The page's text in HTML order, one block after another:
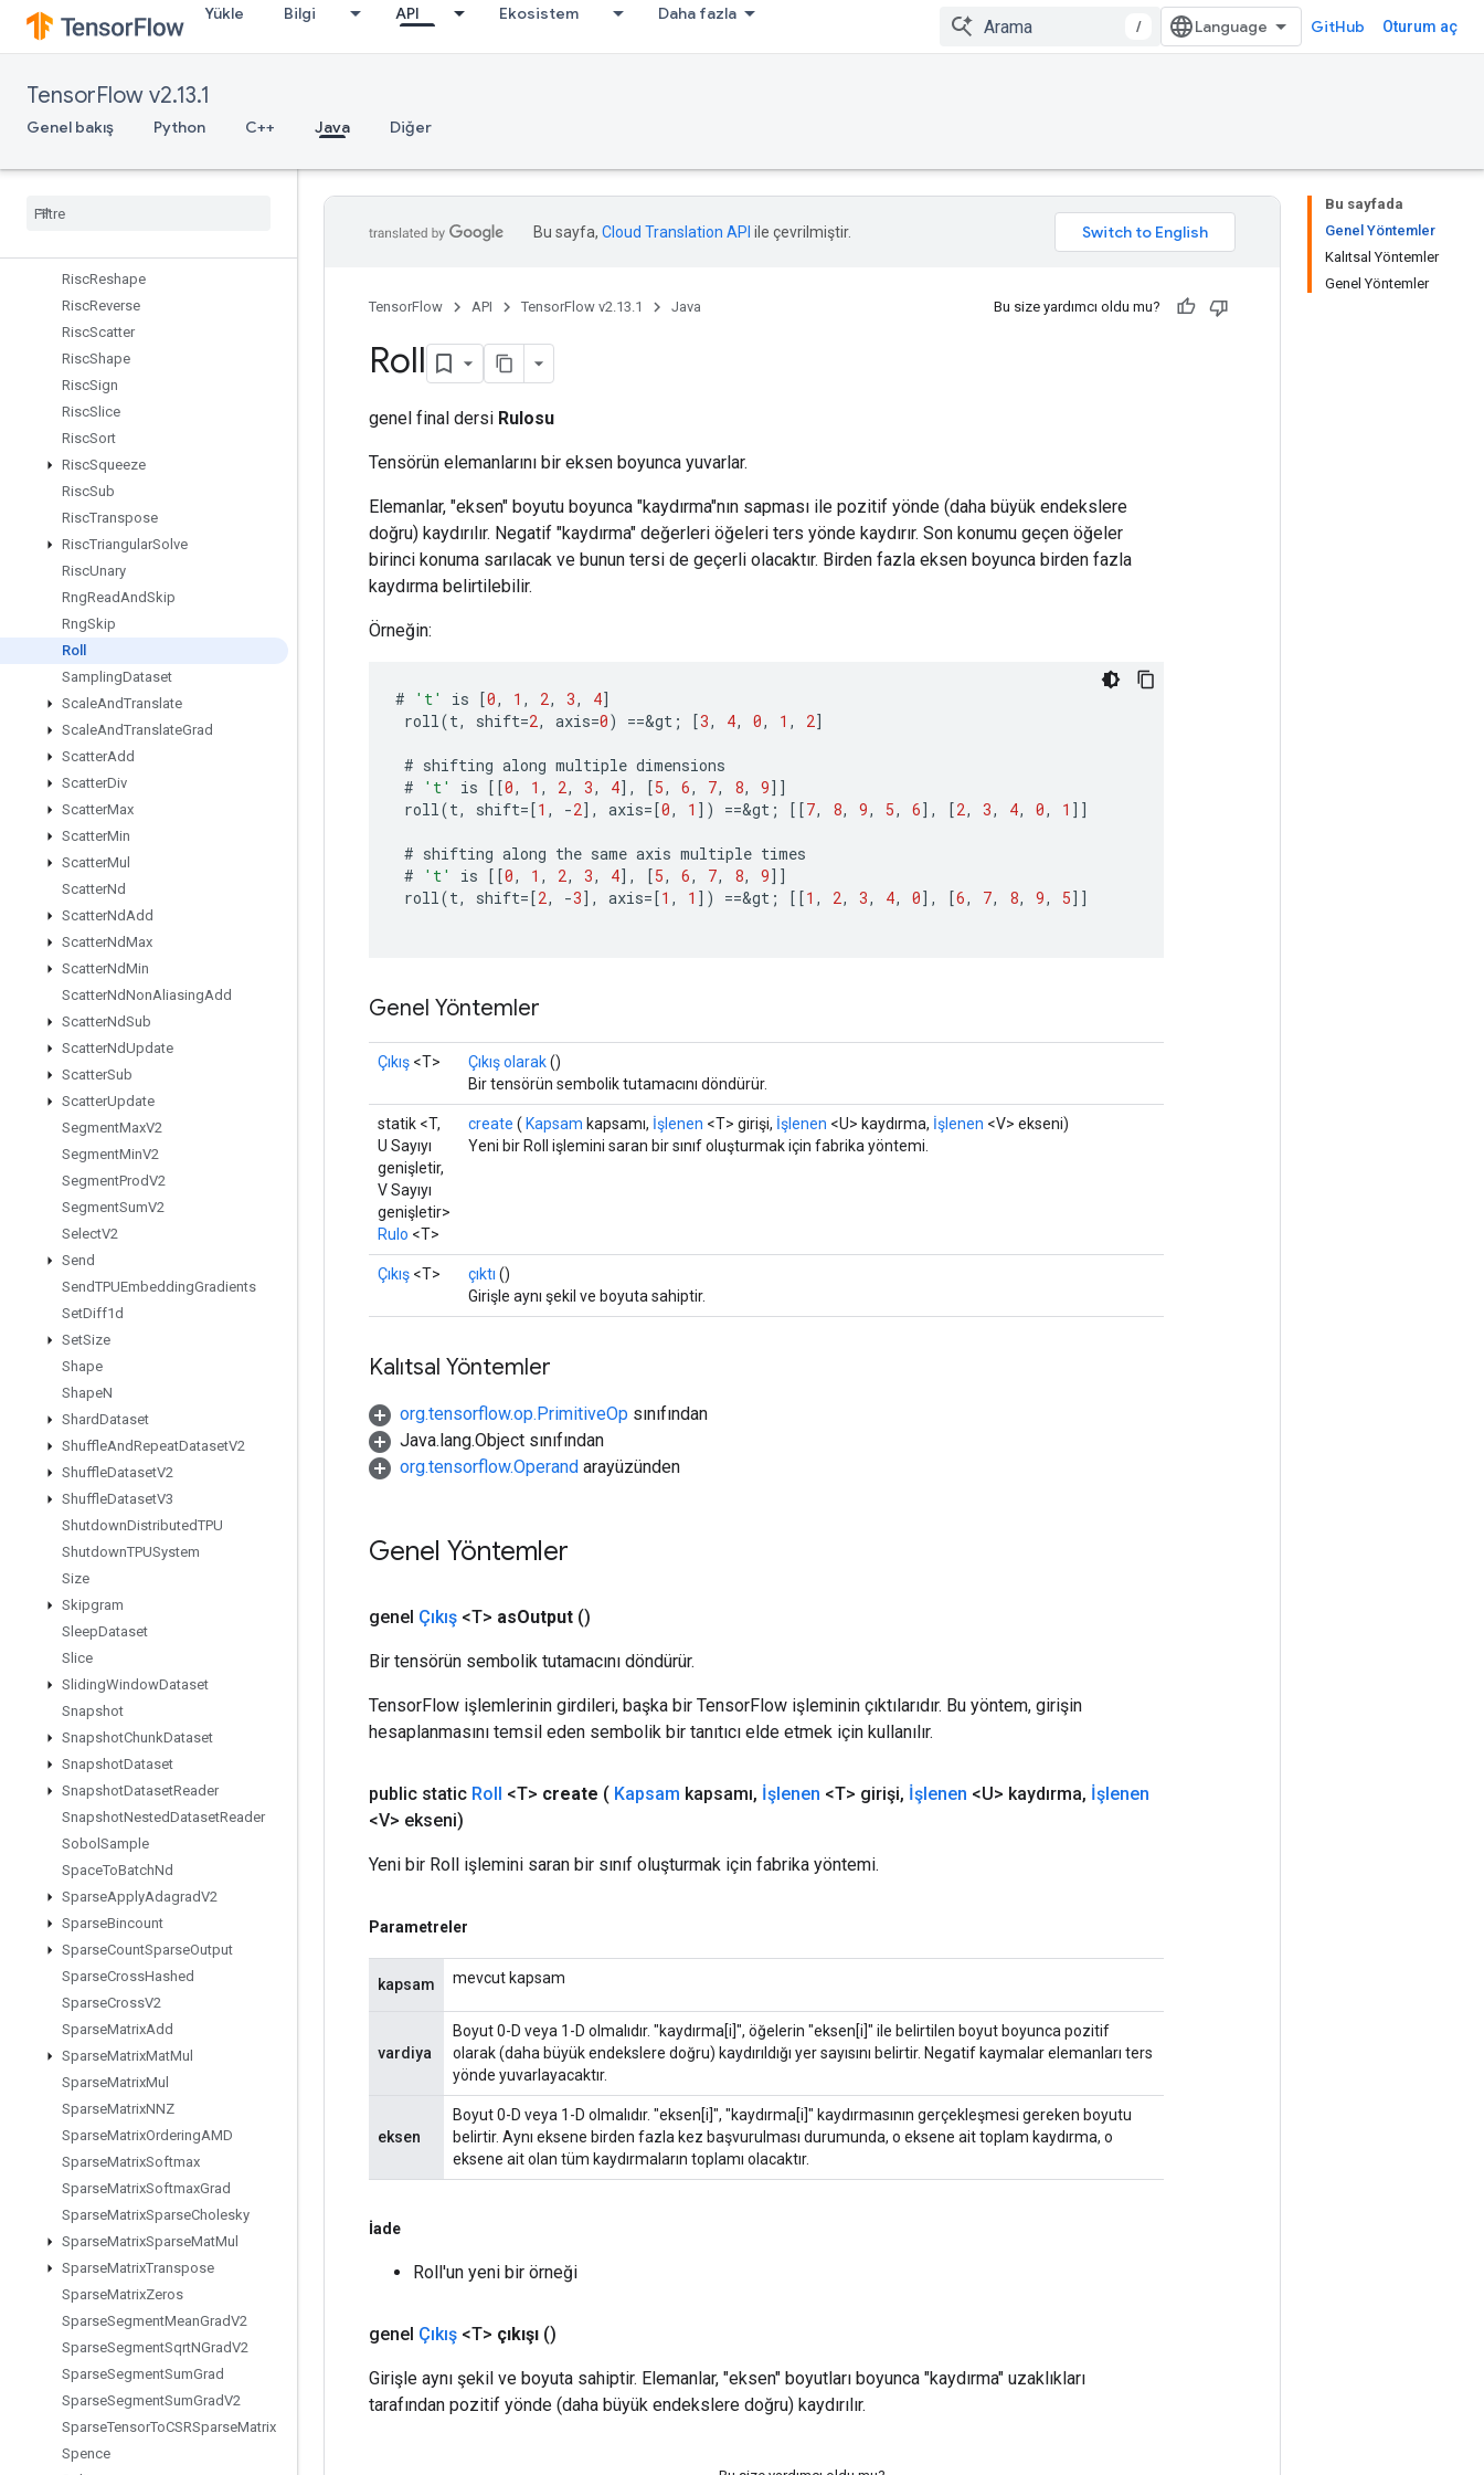
Yükle Bilgi API Ekosistem Daha fazla
/ GitHub Oturum aç
TensorFlow v2.13.1
Genel bakış Python C++ Java Diğer
RiscMin
RiscMul
RiscPad
RiscPool
RiscRandomUniform
RiscReshape
RiscReverse
RiscScatter
RiscShape
RiscSign
RiscSlice
RiscSort
RiscSqueeze
RiscSub
RiscTranspose
RiscTriangularSolve
RiscUnary
RngReadAndSkip
RngSkip
Roll
SamplingDataset
ScaleAndTranslate
ScaleAndTranslateGrad
ScatterAdd
ScatterDiv
ScatterMax
ScatterMin
ScatterMul
ScatterNd
ScatterNdAdd
ScatterNdMax
ScatterNdMin
ScatterNdNonAliasingAdd
ScatterNdSub
ScatterNdUpdate
ScatterSub
ScatterUpdate
SegmentMaxV2
SegmentMinV2
SegmentProdV2
SegmentSumV2
SelectV2
Send
SendTPUEmbeddingGradients
SetDiff1d
SetSize
Shape
ShapeN
ShardDataset
ShuffleAndRepeatDatasetV2
ShuffleDatasetV2
ShuffleDatasetV3
ShutdownDistributedTPU
ShutdownTPUSystem
Size
Skipgram
SleepDataset
Slice
SlidingWindowDataset
Snapshot
SnapshotChunkDataset
SnapshotDataset
SnapshotDatasetReader
SnapshotNestedDatasetReader
Sobol Sample
SpaceToBatchNd
SparseApplyAdagradV2
SparseBincount
SparseCountSparseOutput
SparseCrossHashed
SparseCrossV2
SparseMatrixAdd
SparseMatrixMatMul
SparseMatrixMul
SparseMatrixNNZ
SparseMatrixOrderingAMD
SparseMatrixSoftmax
SparseMatrixSoftmaxGrad
SparseMatrixSparseCholesky
SparseMatrixSparseMatMul
SparseMatrixTranspose
SparseMatrixZeros
SparseSegmentMeanGradV2
SparseSegmentSqrtNGradV2
SparseSegmentSumGrad
SparseSegmentSumGradV2
SparseTensorToCSRSparseMatrix
Spence
Bu sayfada
Genel Yöntemler
Kalıtsal Yöntemler
Genel Yöntemler
Bu sayfa, Cloud Translation API ile çevrilmiştir.
TensorFlow API TensorFlow v2.13.1 Java Bu size yardımcı oldu mu?
Roll
genel final dersi Rulosu
Tensörün elemanlarını bir eksen boyunca yuvarlar.
Elemanlar, "eksen" boyutu boyunca "kaydırma"nın sapması ile pozitif yönde (daha büyük endekslere
doğru) kaydırılır. Negatif "kaydırma" değerleri öğeleri ters yönde kaydırır. Son konumu geçen öğeler
birinci konuma sarılacak ve bunun tersi de geçerli olacaktır. Birden fazla eksen boyunca birden fazla
kaydırma belirtilebilir.
Örneğin:
# 't' is [0, 1 , 2, 3, 4]
roll(t, shift=2, axis=0) ==&gt ; [3, 4, 0, 1 , 2]
# shifting along multiple dimensions
#
't' is [[0, 1 , 2, 3, 4] , [5, 6, 7, 8, 9]]
roll(t, shift=[1 , -2] , axis=[0, 1 ] ) ==&gt ; [[7, 8, 9, 5, 6] , [2, 3, 4, 0, 1 ]]
# shifting along the same axis multiple times
#
't' is [[0, 1 , 2, 3, 4] , [5, 6, 7, 8, 9]]
roll(t, shift=[2, -3] , axis=[1 , 1 ] ) ==&gt ; [[1 , 2, 3, 4, 0] , [6, 7, 8, 9, 5]]
Genel Yöntemler
Çıkış <T> Çıkış olarak()
Bir tensörün sembolik tutamacını döndürür.
statik <T,
U Sayıyı
genişletir,
V Sayıyı
genişletir>
Rulo <T>
create ( Kapsam kapsamı, İşlenen <T> girişi, İşlenen <U> kaydırma, İşlenen <V> ekseni)
Yeni bir Roll işlemini saran bir sınıf oluşturmak için fabrika yöntemi.
Çıkış <T> çıktı ()
Girişle aynı şekil ve boyuta sahiptir.
Kalıtsal Yöntemler
org.tensorflow.op.PrimitiveOp sınıfından
Java.lang.Object sınıfından
org.tensorflow.Operand arayüzünden
Genel Yöntemler
genel Çıkış <T> asOutput ()
Bir tensörün sembolik tutamacını döndürür.
TensorFlow işlemlerinin girdileri, başka bir TensorFlow işleminin çıktılarıdır. Bu yöntem, girişin
hesaplanmasını temsil eden sembolik bir tanıtıcı elde etmek için kullanılır.
public static Roll <T> create ( Kapsam kapsamı, İşlenen <T> girişi, İşlenen <U> kaydırma, İşlenen
<V> ekseni)
Yeni bir Roll işlemini saran bir sınıf oluşturmak için fabrika yöntemi.
Parametreler
kapsam mevcut kapsam
vardiya
Boyut 0-D veya 1-D olmalıdır. "kaydırma[i]", öğelerin "eksen[i]" ile belirtilen boyut boyunca pozitif
olarak (daha büyük endekslere doğru) kaydırıldığı yer sayısını belirtir. Negatif kaymalar elemanları ters
yönde yuvarlayacaktır.
eksen
Boyut 0-D veya 1-D olmalıdır. "eksen[i]", "kaydırma[i]" kaydırmasının gerçekleşmesi gereken boyutu
belirtir. Aynı eksene birden fazla kez başvurulması durumunda, o eksene ait toplam kaydırma, o
eksene ait olan tüm kaydırmaların toplamı olacaktır.
İade
Roll'un yeni bir örneği
genel Çıkış <T> çıkışı ()
Girişle aynı şekil ve boyuta sahiptir. Elemanlar, "eksen" boyutları boyunca "kaydırma" uzaklıkları
tarafından pozitif yönde (daha büyük endekslere doğru) kaydırılır.